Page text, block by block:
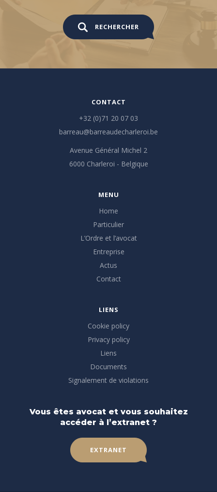
RECHERCHER
CONTACT
+32 (0)71 20 07 03
barreau@barreaudecharleroi.be
Avenue Général Michel 2
6000 Charleroi - Belgique
MENU
Home
Particulier
L’Ordre et l’avocat
Entreprise
Actus
Contact
LIENS
Cookie policy
Privacy policy
Liens
Documents
Signalement de violations
Vous êtes avocat et vous souhaitez
accéder à l’extranet ?
EXTRANET